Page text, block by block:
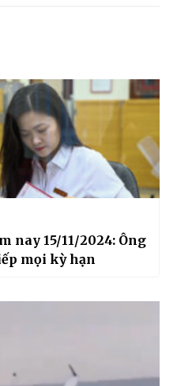
nay 15/11/2024: Ông
mọi kỳ hạn